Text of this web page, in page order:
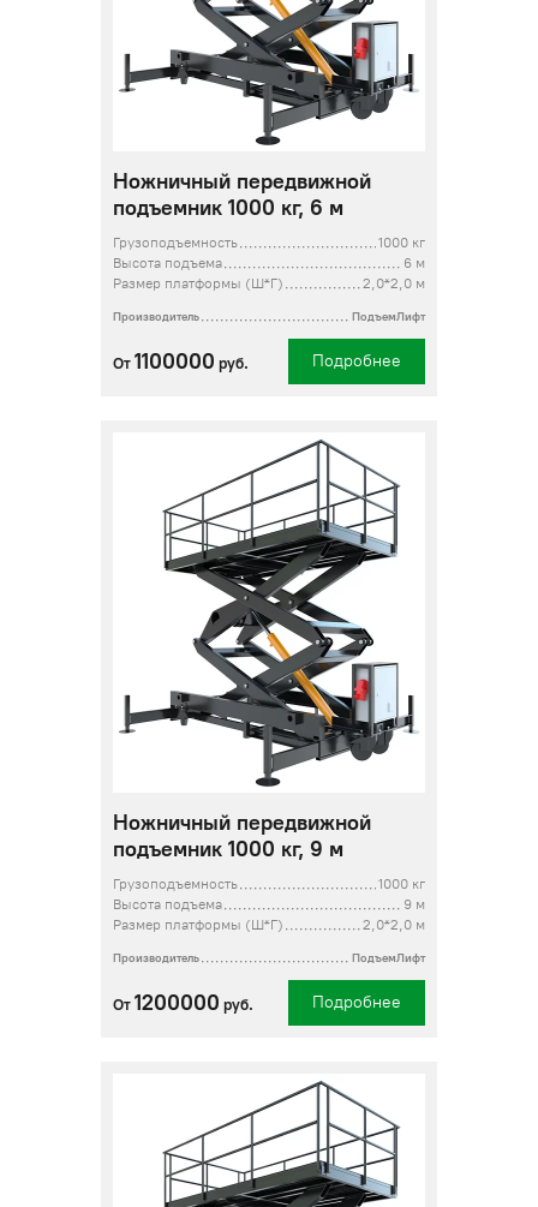
Ножничный передвижной
подъемник 1000 кг, 6 м
Грузоподъемность
1000 кг
Высота подъема
6 м
Размер платформы (Ш*Г)
2,0*2,0 м
Производитель ПодъемЛифт
От 1100000 руб. Подробнее
Ножничный передвижной
подъемник 1000 кг, 9 м
Грузоподъемность
1000 кг
Высота подъема
9 м
Размер платформы (Ш*Г)
2,0*2,0 м
Производитель ПодъемЛифт
От 1200000 руб. Подробнее